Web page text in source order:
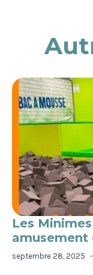
Les
amusement
septembre 28, 2025